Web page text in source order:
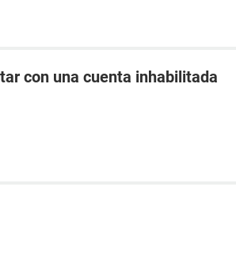
con una cuenta inhabilitada